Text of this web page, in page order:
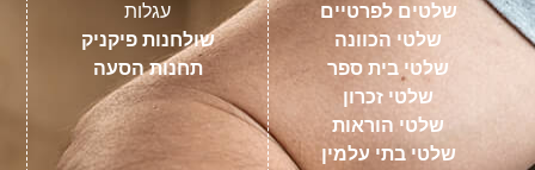
שלטים לפרטיים
שלטי הכוונה
שלטי בית ספר
שלטי זכרון
שלטי הוראות
שלטי בתי עלמין
עגלות
שולחנות פיקניק
תחנות הסעה